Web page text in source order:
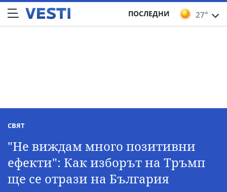
27°
ПОСЛЕДНИ
СВЯТ
"Не виждам много позитивни
ефекти": Как изборът на Тръмп
ще се отрази на България